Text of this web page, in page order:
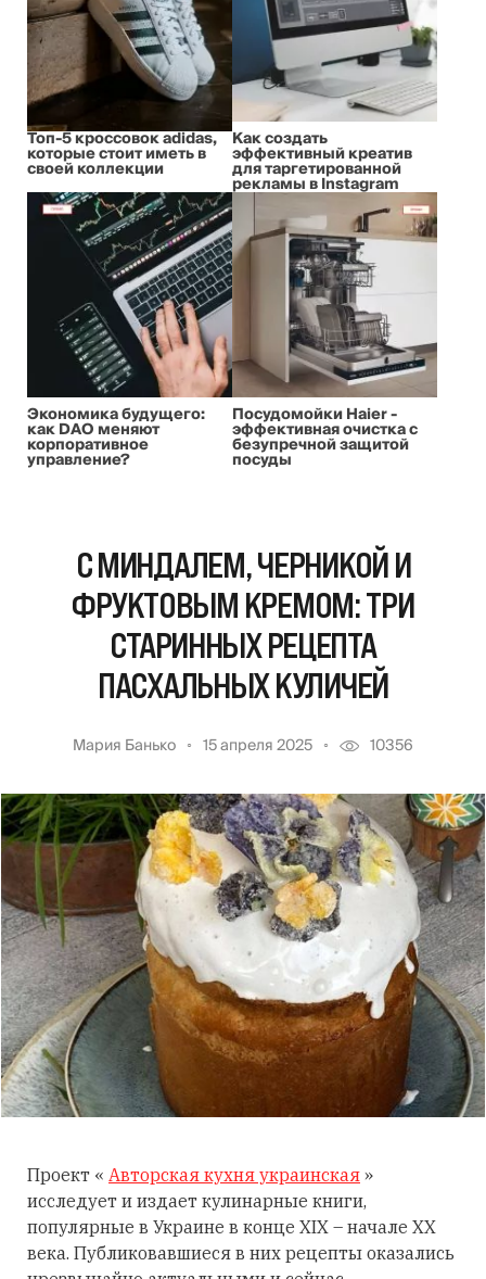
Топ-5 кроссовок adidas,
которые стоит иметь в
своей коллекции
Как создать
эффективный креатив
для таргетированной
рекламы в Instagram
Экономика будущего:
как DAO меняют
корпоративное
управление?
Посудомойки Haier -
эффективная очистка с
безупречной защитой
посуды
С МИНДАЛЕМ, ЧЕРНИКОЙ И
ФРУКТОВЫМ КРЕМОМ: ТРИ
СТАРИННЫХ РЕЦЕПТА
ПАСХАЛЬНЫХ КУЛИЧЕЙ
Мария Банько 15 апреля 2025 10356
Проект « Авторская кухня украинская »
исследует и издает кулинарные книги,
популярные в Украине в конце XIX – начале XX
века. Публиковавшиеся в них рецепты оказались